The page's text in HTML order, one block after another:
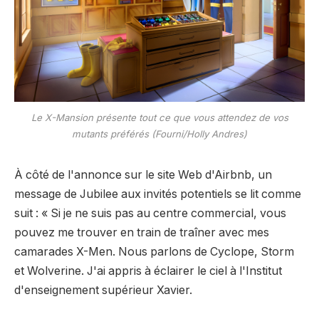
Le X-Mansion présente tout ce que vous attendez de vos
mutants préférés (Fourni/Holly Andres)
À côté de l'annonce sur le site Web d'Airbnb, un
message de Jubilee aux invités potentiels se lit comme
suit : « Si je ne suis pas au centre commercial, vous
pouvez me trouver en train de traîner avec mes
camarades X-Men. Nous parlons de Cyclope, Storm
et Wolverine. J'ai appris à éclairer le ciel à l'Institut
d'enseignement supérieur Xavier.